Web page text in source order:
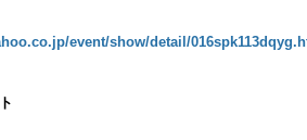
event/show/detail/